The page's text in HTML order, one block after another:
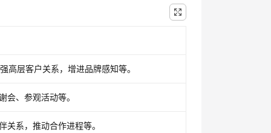
高层客户关系，增进品牌感知等。
会、参观活动等。
关系，推动合作进程等。